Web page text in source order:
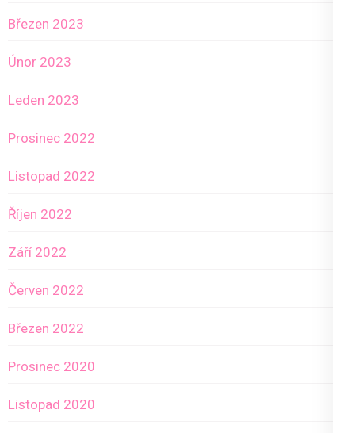
Březen 2023
Únor 2023
Leden 2023
Prosinec 2022
Listopad 2022
Říjen 2022
Září 2022
Červen 2022
Březen 2022
Prosinec 2020
Listopad 2020